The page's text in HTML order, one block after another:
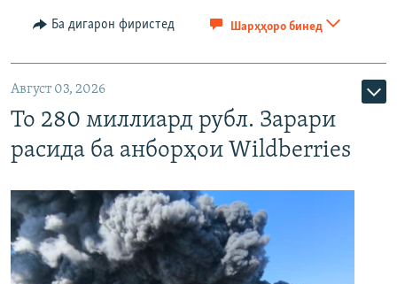
Ба дигарон фиристед Шарҳҳоро бинед
Август 03, 2026
То 280 миллиард рубл. Зарари
расида ба анборҳои Wildberries